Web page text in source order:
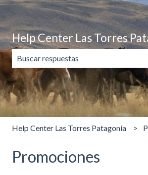
Help Center Las Torres
No hay sugerencias porque el
Help Center Las Torres Patagonia
Promociones